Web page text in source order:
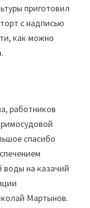
приготовил
с надписью
как можно
работников
спасибо
воды на казачий
Мартынов.